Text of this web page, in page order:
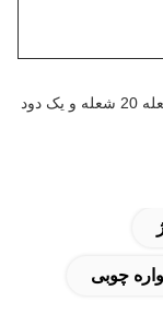
از آنجا که نمونه آزمایش شده دارای یک صفحه شعله 20 شعله و یک دود